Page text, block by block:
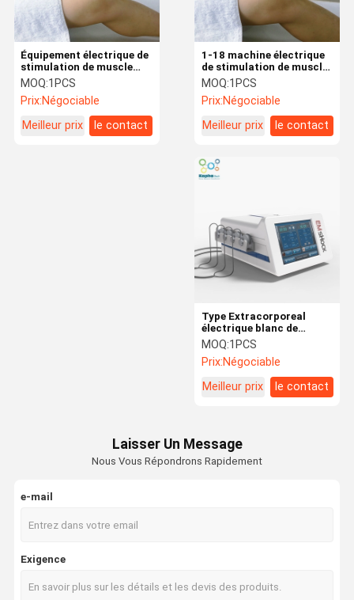
1-18 machine électrique
de stimulation de muscle
d'hertz pour la réduction
de cellulites/soulagement
de la douleur de corps
MOQ:1PCS
Prix:Négociable
Meilleur prix
le contact
Équipement électrique de
stimulation de muscle
d'écran tactile avec
l'émetteur différent de la
taille 5
MOQ:1PCS
Prix:Négociable
Meilleur prix
le contact
Type Extracorporeal
électrique blanc de
thérapie d'onde de choc
d'intensité réduite de
machine de stimulation
MOQ:1PCS
Prix:Négociable
Meilleur prix
le contact
Laisser Un Message
Nous Vous Répondrons Rapidement
e-mail
Exigence